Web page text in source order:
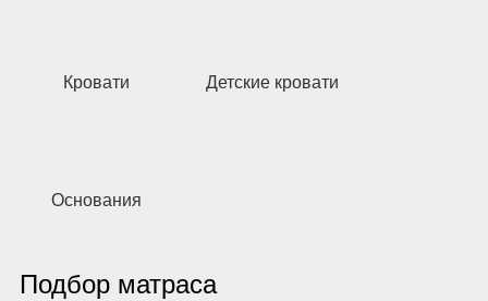
Кровати Детские кровати
Основания
Подбор матраса